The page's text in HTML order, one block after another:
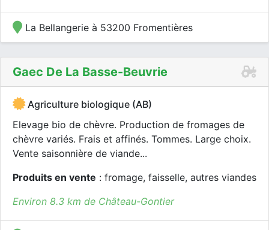
La Bellangerie à 53200 Fromentières
Gaec De La Basse-Beuvrie
Agriculture biologique (AB)
Elevage bio de chèvre. Production de fromages de
chèvre variés. Frais et affinés. Tommes. Large choix.
Vente saisonnière de viande...
Produits en vente : fromage, faisselle, autres viandes
Environ 8.3 km de Château-Gontier